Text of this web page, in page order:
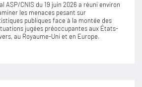
ASP/CNIS du 19 juin 2026 a réuni environ
les menaces pesant sur
publiques face à la montée des
jugées préoccupantes aux États-
au Royaume-Uni et en Europe.